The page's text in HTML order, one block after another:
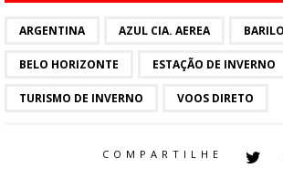
ARGENTINA AZUL CIA. AEREA
BELO HORIZONTE ESTAÇÃO DE INVERNO
TURISMO DE INVERNO VOOS DIRETO
COMPARTILHE